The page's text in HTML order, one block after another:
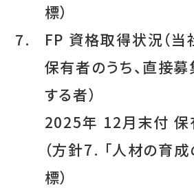
標）
7.
FP 資格取得状況（
保有者のうち、直接
する者）
2025年 12月末付 保
（方針7. 「人材の育
標）